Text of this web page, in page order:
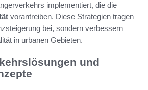
implementiert, die die
vorantreiben. Diese Strategien tragen
bei, sondern verbessern
in urbanen Gebieten.
und